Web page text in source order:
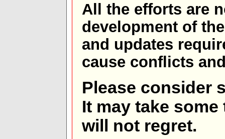
All the efforts are
development of
and updates
cause conflicts
Please consider
It may take
will not regret.